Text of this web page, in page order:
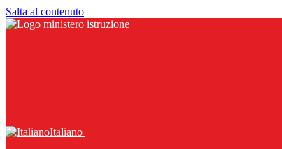
Salta al contenuto
Italiano